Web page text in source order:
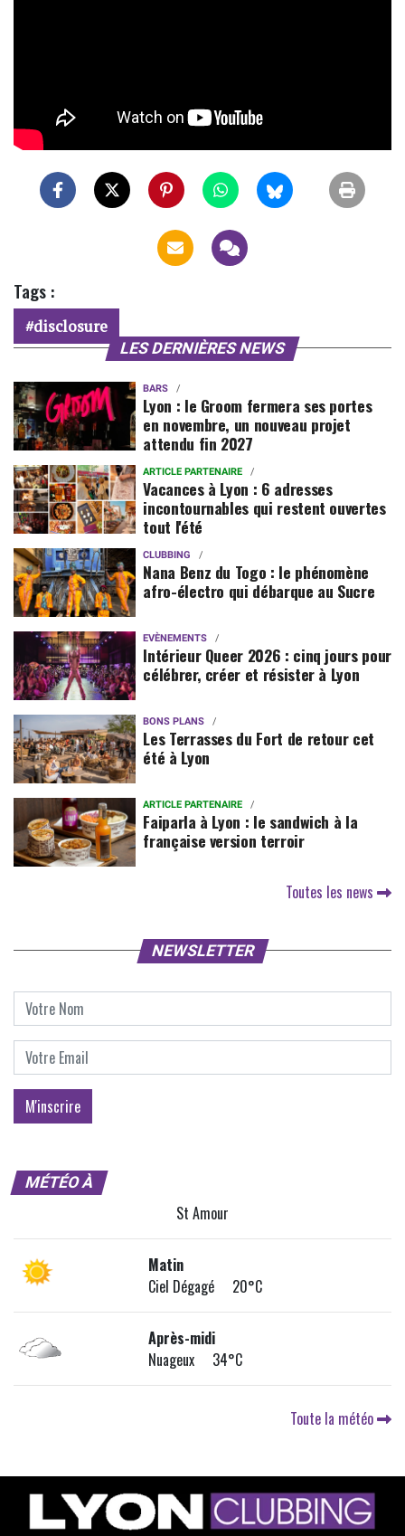
Tags :
disclosure
LES DERNIÈRES NEWS
BARS
Lyon : le Groom fermera ses portes
en novembre, un nouveau projet
attendu fin 2027
ARTICLE PARTENAIRE
Vacances à Lyon : 6 adresses
incontournables qui restent ouvertes
tout l'été
CLUBBING
Nana Benz du Togo : le phénomène
afro-électro qui débarque au Sucre
EVÈNEMENTS
Intérieur Queer 2026 : cinq jours pour
célébrer, créer et résister à Lyon
BONS PLANS
Les Terrasses du Fort de retour cet
été à Lyon
ARTICLE PARTENAIRE
Faiparla à Lyon : le sandwich à la
française version terroir
Toutes les news
NEWSLETTER
MÉTÉO À
St Amour
Matin
Ciel Dégagé 20°C
Après-midi
Nuageux 34°C
Toute la météo